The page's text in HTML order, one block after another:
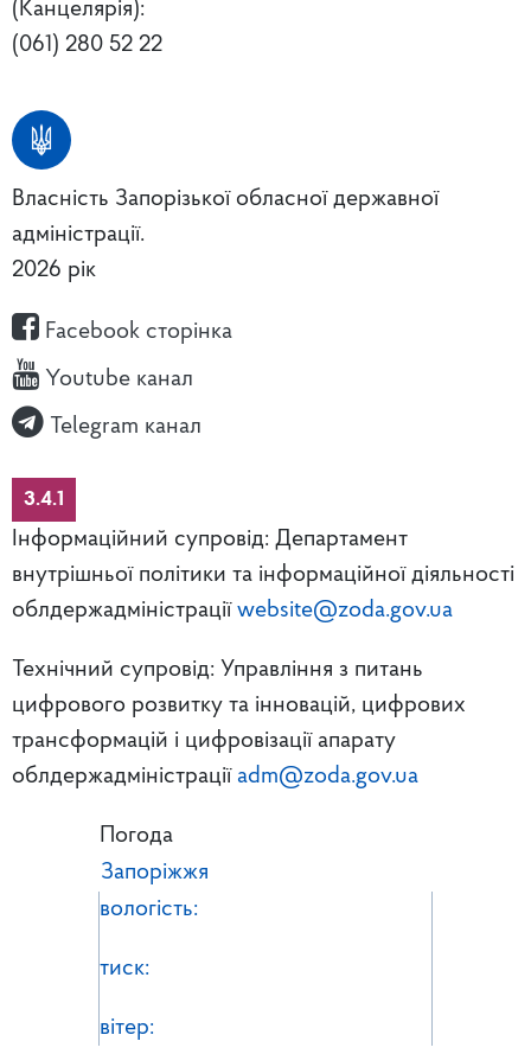
(Канцелярія):
(061) 280 52 22
Власність Запорізької обласної державної
адміністрації.
2026 рік
Facebook сторінка
Youtube канал
Telegram канал
3.4.1
Інформаційний супровід: Департамент
внутрішньої політики та інформаційної діяльності
облдержадміністрації website@zoda.gov.ua
Технічний супровід: Управління з питань
цифрового розвитку та інновацій, цифрових
трансформацій і цифровізації апарату
облдержадміністрації adm@zoda.gov.ua
Погода
Запоріжжя
вологість:
тиск:
вітер: